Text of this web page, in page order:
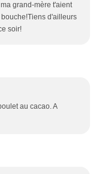
grand-mère t'aient
d'ailleurs
soir!
au cacao. A